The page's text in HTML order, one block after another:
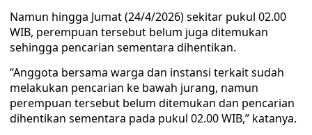
Namun hingga Jumat (24/4/2026) sekitar pukul 02.00
WIB, perempuan tersebut belum juga ditemukan
sehingga pencarian sementara dihentikan.
“Anggota bersama warga dan instansi terkait sudah
melakukan pencarian ke bawah jurang, namun
perempuan tersebut belum ditemukan dan pencarian
dihentikan sementara pada pukul 02.00 WIB,” katanya.